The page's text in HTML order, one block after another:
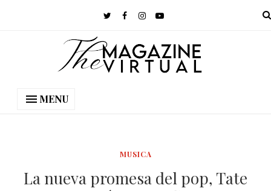
MENU
MUSICA
La nueva promesa del pop, Tate